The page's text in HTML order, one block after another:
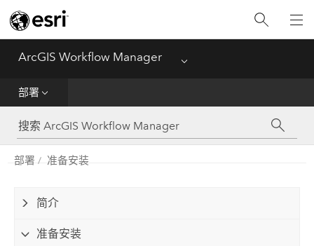
ArcGIS Workflow Manager Menu
部署
帮助
管理
部署 准备安装
简介
准备安装